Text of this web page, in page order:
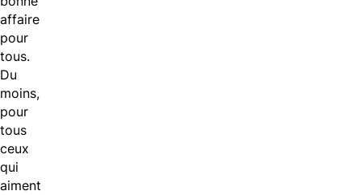
affaire
pour
tous.
Du
moins,
pour
tous
ceux
qui
aiment